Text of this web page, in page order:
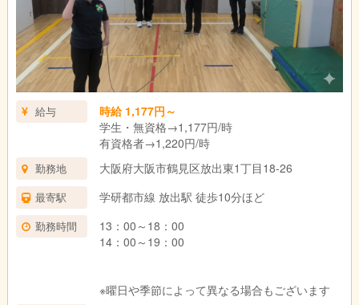
給与
時給 1,177円～
学生・無資格→1,177円/時
有資格者→1,220円/時
勤務地 大阪府大阪市鶴見区放出東1丁目18-26
最寄駅 学研都市線 放出駅 徒歩10分ほど
勤務時間
13：00～18：00
14：00～19：00
※曜日や季節によって異なる場合もございます